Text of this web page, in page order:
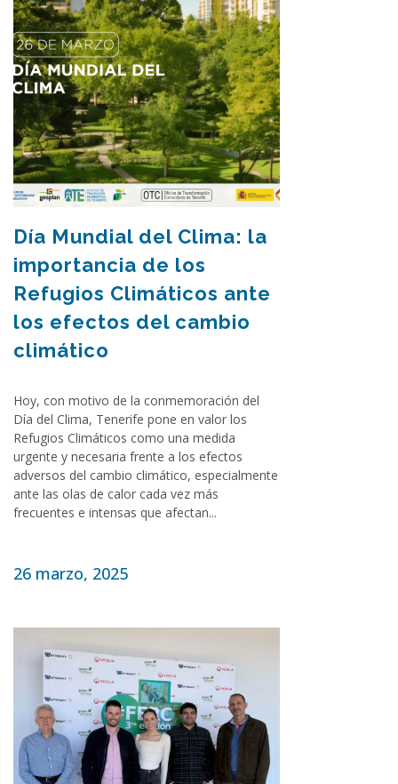
Día Mundial del Clima: la
importancia de los
Refugios Climáticos ante
los efectos del cambio
climático
Hoy, con motivo de la conmemoración del
Día del Clima, Tenerife pone en valor los
Refugios Climáticos como una medida
urgente y necesaria frente a los efectos
adversos del cambio climático, especialmente
ante las olas de calor cada vez más
frecuentes e intensas que afectan...
26 marzo, 2025